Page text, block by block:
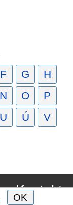
F G
H
N O
P
U Ú
V
Kontakt
OK